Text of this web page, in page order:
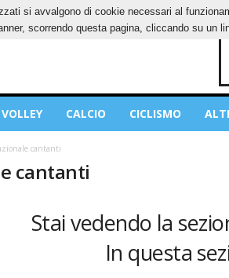
CONTATTI COOKIES PRIVACY POLICY
VOLLEY CALCIO CICLISMO
cantanti
cantanti
Stai vedendo la
In questa
si avvalgono di cookie necessari al
scorrendo questa pagina, cliccando su